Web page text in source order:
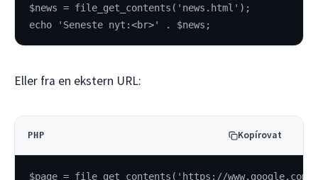
$news = file_get_contents('news.html');
echo 'Seneste nyt:<br>' . $news;
Eller fra en ekstern URL:
PHP Kopírovat
$page = file_get_contents('https://